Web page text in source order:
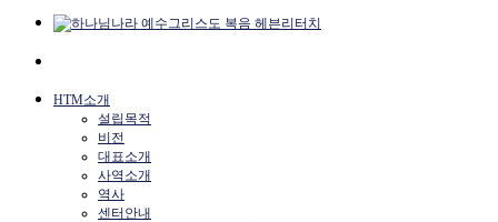
HTM소개
설립목적
비전
대표소개
사역소개
역사
센터안내